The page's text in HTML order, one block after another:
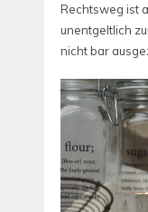
Rechtsweg ist
unentgeltlich
nicht bar